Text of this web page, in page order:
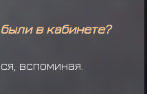
в кабинете?
вспоминая.